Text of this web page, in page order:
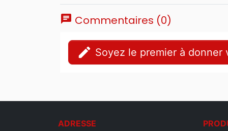
chat Commentaires (0)
edit Soyez le premier à donner
ADRESSE